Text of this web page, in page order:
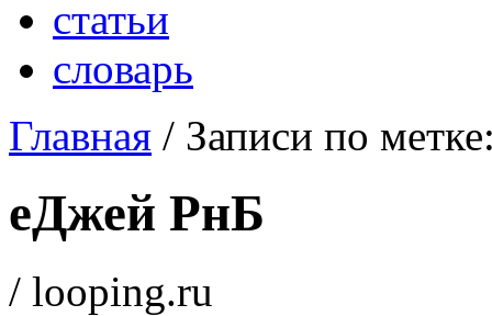
статьи
словарь
Главная / Записи по
еДжей РнБ
/ looping.ru